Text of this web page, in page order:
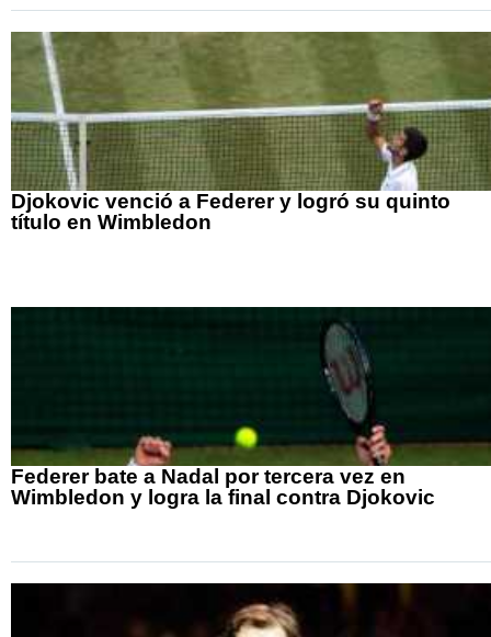
Djokovic venció a Federer y logró su quinto
título en Wimbledon
Federer bate a Nadal por tercera vez en
Wimbledon y logra la final contra Djokovic